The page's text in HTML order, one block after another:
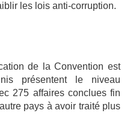
les lois anti-corruption.
de la Convention est
présentent le niveau
275 affaires conclues fin
pays à avoir traité plus